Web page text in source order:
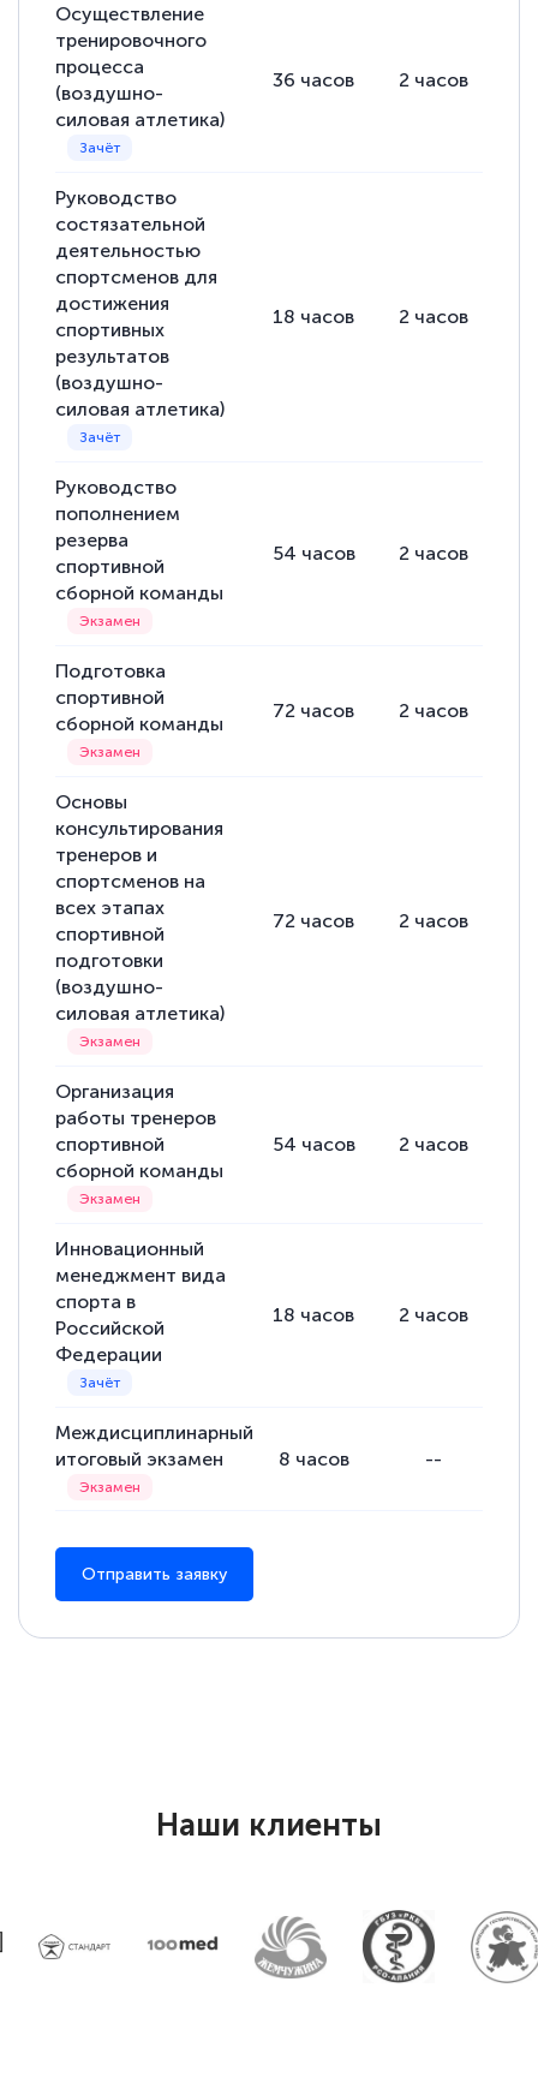
Осуществление
тренировочного
процесса
(воздушно-
силовая атлетика)
36 часов 2 часов
Руководство
состязательной
деятельностью
спортсменов для
достижения
спортивных
результатов
(воздушно-
силовая атлетика)
18 часов 2 часов
Руководство
пополнением
резерва
спортивной
сборной команды
54 часов 2 часов
Подготовка
спортивной
сборной команды
72 часов 2 часов
Основы
консультирования
тренеров и
спортсменов на
всех этапах
спортивной
подготовки
(воздушно-
силовая атлетика)
72 часов 2 часов
Организация
работы тренеров
спортивной
сборной команды
54 часов 2 часов
Инновационный
менеджмент вида
спорта в
Российской
Федерации
18 часов 2 часов
Междисциплинарный
итоговый экзамен
8 часов --
Отправить заявку
Наши клиенты